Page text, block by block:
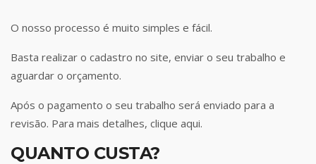
O nosso processo é muito simples e fácil.
Basta realizar o cadastro no site, enviar o seu trabalho e
aguardar o orçamento.
Após o pagamento o seu trabalho será enviado para a
revisão. Para mais detalhes, clique aqui.
QUANTO CUSTA?